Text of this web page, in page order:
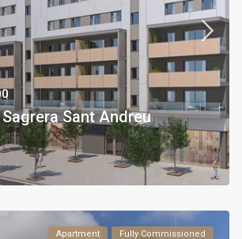
Sant Andreu
Apartment Fully Commissioned